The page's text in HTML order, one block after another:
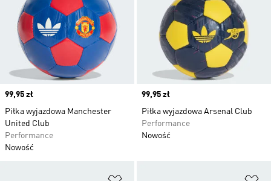
Price
99,95 zł
Piłka wyjazdowa Manchester
United Club
Performance
Nowość
Price
99,95 zł
Piłka wyjazdowa Arsenal Club
Performance
Nowość